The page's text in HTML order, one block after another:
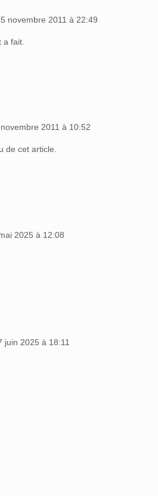
novembre 2011 à 22:49
fait.
2011 à 10:52
de cet article.
2025 à 12:08
juin 2025 à 18:11